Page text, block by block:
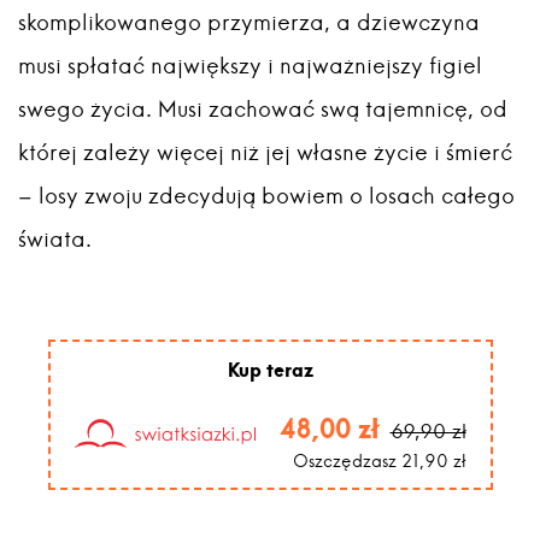
skomplikowanego przymierza, a dziewczyna
musi spłatać największy i najważniejszy figiel
swego życia. Musi zachować swą tajemnicę, od
której zależy więcej niż jej własne życie i śmierć
– losy zwoju zdecydują bowiem o losach całego
świata.
Kup teraz
48,00 zł 69,90 zł
Oszczędzasz 21,90 zł